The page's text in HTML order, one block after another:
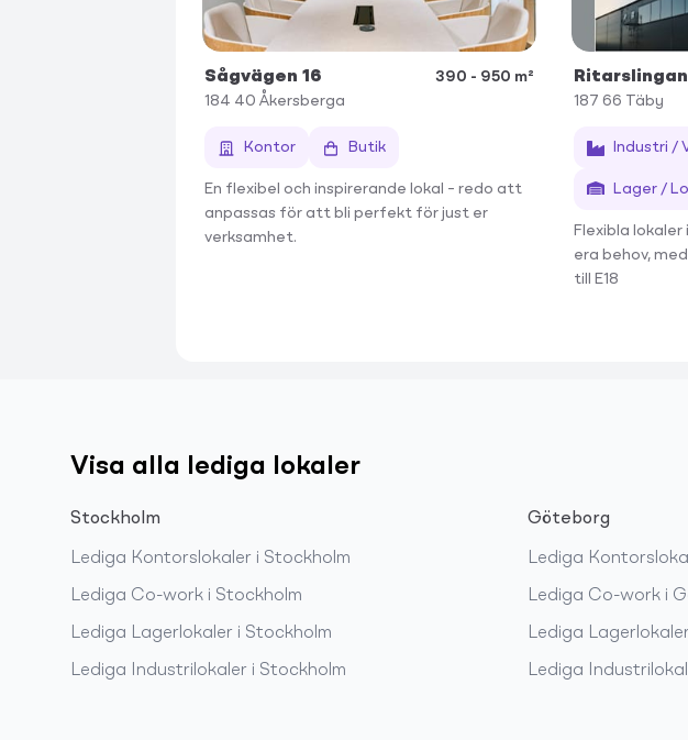
Sågvägen 16
390 - 950 m²
184 40 Åkersberga
Kontor Butik
En flexibel och inspirerande lokal – redo att
anpassas för att bli perfekt för just er
verksamhet.
187 66 Täby
Industri /
Lager /
Flexibla
era behov,
till E18
Visa alla lediga lokaler
Stockholm
Lediga Kontorslokaler i Stockholm
Lediga Co-work i Stockholm
Lediga Lagerlokaler i Stockholm
Lediga Industrilokaler i Stockholm
Göteborg
Lediga
Lediga Co-work i
Lediga Lagerlokaler
Lediga